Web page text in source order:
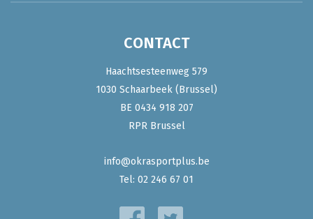
CONTACT
Haachtsesteenweg 579
1030 Schaarbeek (Brussel)
BE 0434 918 207
RPR Brussel
info@okrasportplus.be
Tel: 02 246 67 01